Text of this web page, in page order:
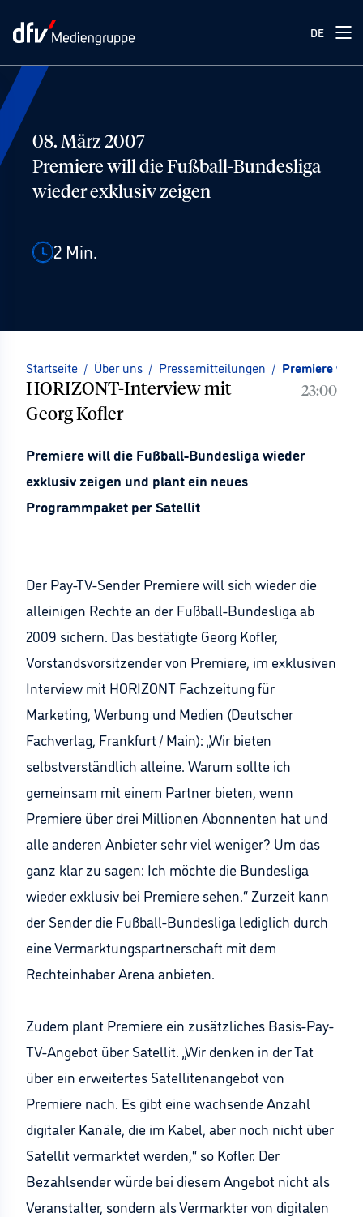
DE
08. März 2007
Premiere will die Fußball-Bundesliga
wieder exklusiv zeigen
2 Min.
Startseite / Über uns / Pressemitteilungen / Premiere will
HORIZONT-Interview mit
Georg Kofler
23:00
Premiere will die Fußball-Bundesliga wieder
exklusiv zeigen und plant ein neues
Programmpaket per Satellit
Der Pay-TV-Sender Premiere will sich wieder die
alleinigen Rechte an der Fußball-Bundesliga ab
2009 sichern. Das bestätigte Georg Kofler,
Vorstandsvorsitzender von Premiere, im exklusiven
Interview mit HORIZONT Fachzeitung für
Marketing, Werbung und Medien (Deutscher
Fachverlag, Frankfurt / Main): „Wir bieten
selbstverständlich alleine. Warum sollte ich
gemeinsam mit einem Partner bieten, wenn
Premiere über drei Millionen Abonnenten hat und
alle anderen Anbieter sehr viel weniger? Um das
ganz klar zu sagen: Ich möchte die Bundesliga
wieder exklusiv bei Premiere sehen.“ Zurzeit kann
der Sender die Fußball-Bundesliga lediglich durch
eine Vermarktungspartnerschaft mit dem
Rechteinhaber Arena anbieten.
Zudem plant Premiere ein zusätzliches Basis-Pay-
TV-Angebot über Satellit. „Wir denken in der Tat
über ein erweitertes Satellitenangebot von
Premiere nach. Es gibt eine wachsende Anzahl
digitaler Kanäle, die im Kabel, aber noch nicht über
Satellit vermarktet werden,“ so Kofler. Der
Bezahlsender würde bei diesem Angebot nicht als
Veranstalter, sondern als Vermarkter von digitalen